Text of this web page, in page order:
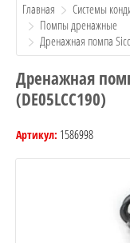
Главная Системы
Помпы дренажные
Дренажная помпа
Дренажная
(DE05LCC190)
Артикул: 1586998